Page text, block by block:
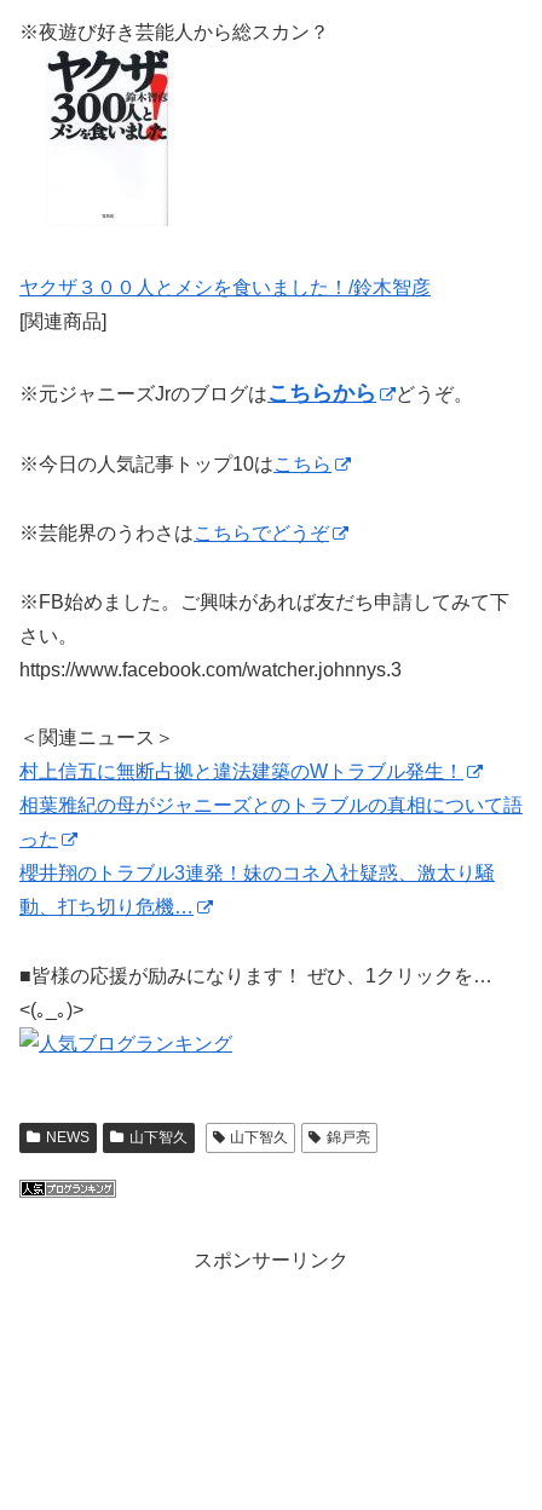
※夜遊び好き芸能人から総スカン？
ヤクザ３００人とメシを食いました！/鈴木智彦
[関連商品]
※元ジャニーズJrのブログはこちらから どうぞ。
※今日の人気記事トップ10はこちら
※芸能界のうわさはこちらでどうぞ
※FB始めました。ご興味があれば友だち申請してみて下
さい。
https://www.facebook.com/watcher.johnnys.3
＜関連ニュース＞
村上信五に無断占拠と違法建築のWトラブル発生！
相葉雅紀の母がジャニーズとのトラブルの真相について語
った
櫻井翔のトラブル3連発！妹のコネ入社疑惑、激太り騒
動、打ち切り危機…
■皆様の応援が励みになります！ ぜひ、1クリックを…
<(｡_｡)>
NEWS 山下智久 山下智久 錦戸亮
スポンサーリンク